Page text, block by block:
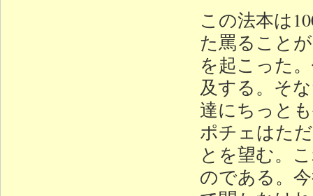
この法本は
た罵ること
を起こった
及する。そ
達にちっと
ポチェはた
とを望む。
のである。